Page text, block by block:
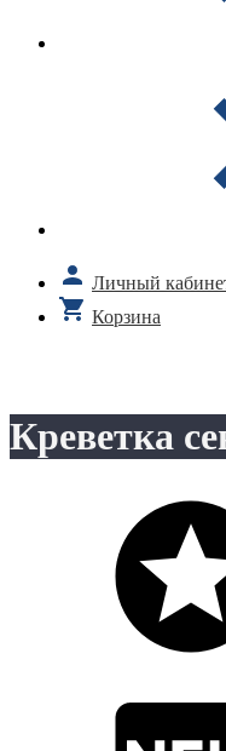
Личный
Корзина
Креветка